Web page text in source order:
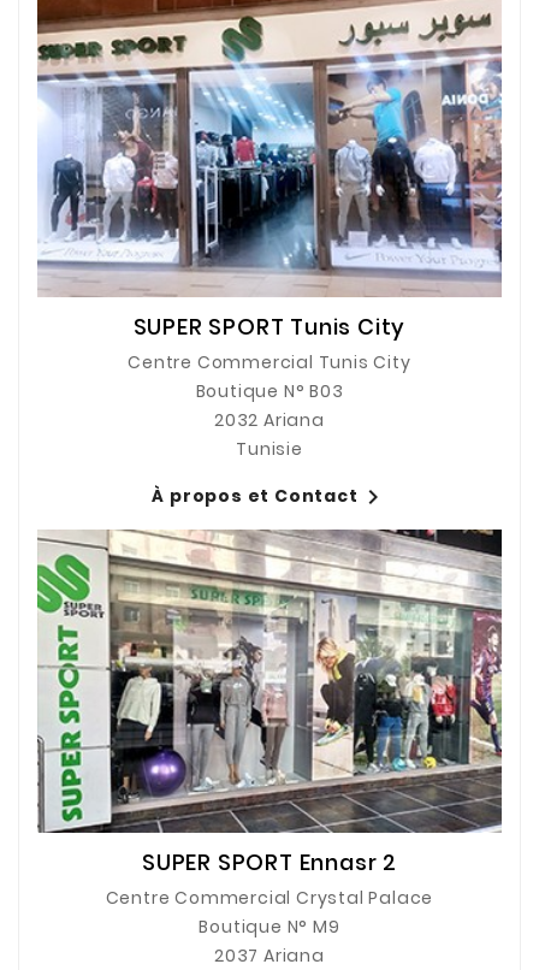
SUPER SPORT Tunis City
Centre Commercial Tunis City
Boutique N° B03
2032 Ariana
Tunisie
À propos et Contact 
SUPER SPORT Ennasr 2
Centre Commercial Crystal Palace
Boutique N° M9
2037 Ariana